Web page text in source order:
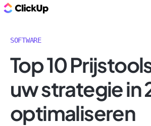
SOFTWARE
Top 10
uw strategie in
optimaliseren